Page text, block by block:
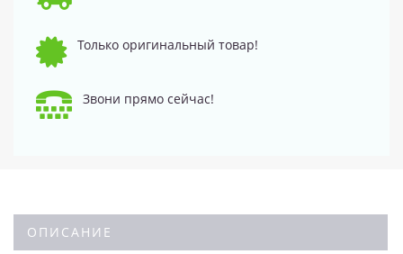
Только оригинальный товар!
Звони прямо сейчас!
ОПИСАНИЕ